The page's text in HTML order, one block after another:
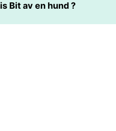
Helse Folkehelse Og
Helse
Bit av en hund ?